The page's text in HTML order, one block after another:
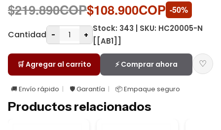
$219.890COP$108.900COP -50%
Cantidad - +
Stock: 343 | SKU: HC20005-N
[[AB1]]
🛒 Agregar al carrito ⚡ Comprar ahora ♡
🚚 Envío rápido 🛡️ Garantía 📦 Empaque seguro
Productos relacionados